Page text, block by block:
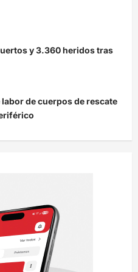
y 3.360 heridos tras
de cuerpos de rescate